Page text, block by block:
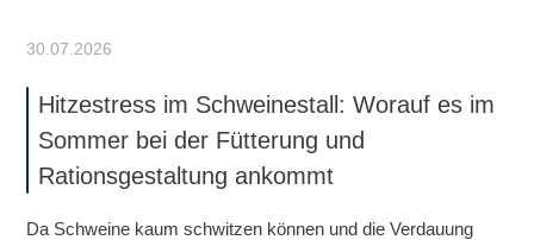
30.07.2026
Hitzestress im Schweinestall: Worauf es im
Sommer bei der Fütterung und
Rationsgestaltung ankommt
Da Schweine kaum schwitzen können und die Verdauung